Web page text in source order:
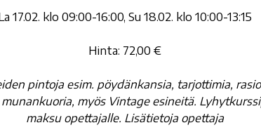
17.02. klo 09:00-16:00, Su 18.02. klo 10:00-13:15
Hinta: 72,00 €
pintoja esim. pöydänkansia, tarjottimia,
myös Vintage esineitä.
maksu opettajalle. Lisätietoja opettaja